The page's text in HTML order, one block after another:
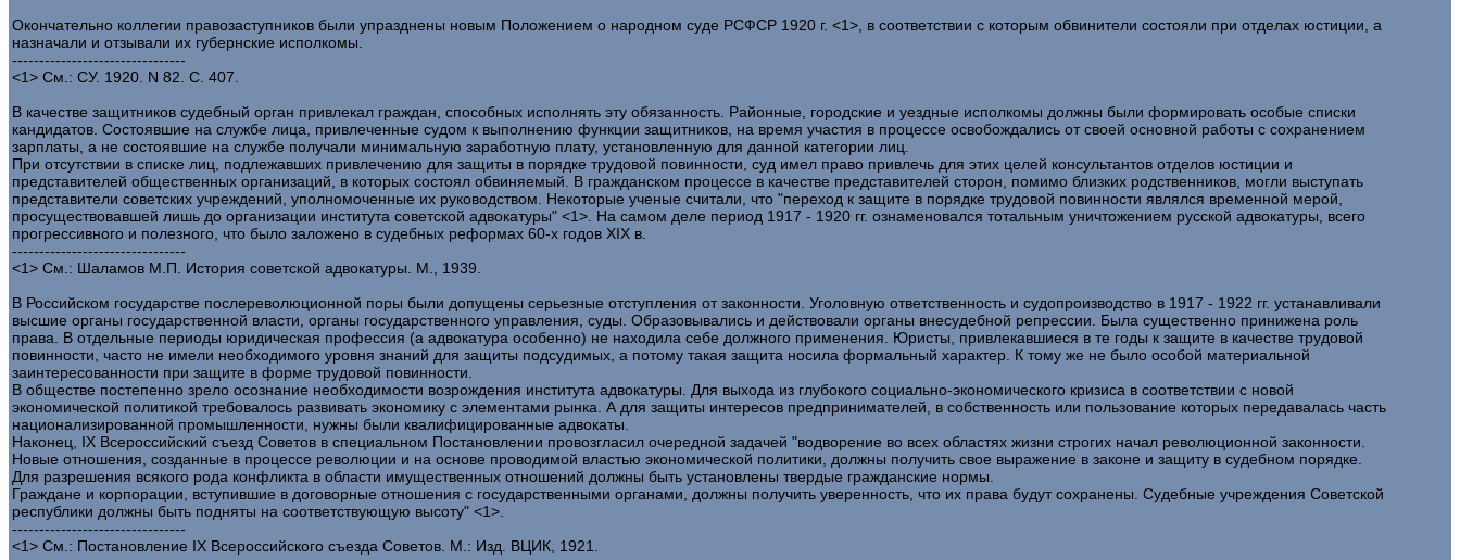
Окончательно коллегии правозаступников были упразднены новым Положением о народном суде РСФСР 1920 г. <1>, в соответствии с которым обвинители состояли при отделах юстиции, а
назначали и отзывали их губернские исполкомы.
--------------------------------
<1> См.: СУ. 1920. N 82. С. 407.
В качестве защитников судебный орган привлекал граждан, способных исполнять эту обязанность. Районные, городские и уездные исполкомы должны были формировать особые списки
кандидатов. Состоявшие на службе лица, привлеченные судом к выполнению функции защитников, на время участия в процессе освобождались от своей основной работы с сохранением
зарплаты, а не состоявшие на службе получали минимальную заработную плату, установленную для данной категории лиц.
При отсутствии в списке лиц, подлежавших привлечению для защиты в порядке трудовой повинности, суд имел право привлечь для этих целей консультантов отделов юстиции и
представителей общественных организаций, в которых состоял обвиняемый. В гражданском процессе в качестве представителей сторон, помимо близких родственников, могли выступать
представители советских учреждений, уполномоченные их руководством. Некоторые ученые считали, что "переход к защите в порядке трудовой повинности являлся временной мерой,
просуществовавшей лишь до организации института советской адвокатуры" <1>. На самом деле период 1917 - 1920 гг. ознаменовался тотальным уничтожением русской адвокатуры, всего
прогрессивного и полезного, что было заложено в судебных реформах 60-х годов XIX в.
--------------------------------
<1> См.: Шаламов М.П. История советской адвокатуры. М., 1939.
В Российском государстве послереволюционной поры были допущены серьезные отступления от законности. Уголовную ответственность и судопроизводство в 1917 - 1922 гг. устанавливали
высшие органы государственной власти, органы государственного управления, суды. Образовывались и действовали органы внесудебной репрессии. Была существенно принижена роль
права. В отдельные периоды юридическая профессия (а адвокатура особенно) не находила себе должного применения. Юристы, привлекавшиеся в те годы к защите в качестве трудовой
повинности, часто не имели необходимого уровня знаний для защиты подсудимых, а потому такая защита носила формальный характер. К тому же не было особой материальной
заинтересованности при защите в форме трудовой повинности.
В обществе постепенно зрело осознание необходимости возрождения института адвокатуры. Для выхода из глубокого социально-экономического кризиса в соответствии с новой
экономической политикой требовалось развивать экономику с элементами рынка. А для защиты интересов предпринимателей, в собственность или пользование которых передавалась часть
национализированной промышленности, нужны были квалифицированные адвокаты.
Наконец, IX Всероссийский съезд Советов в специальном Постановлении провозгласил очередной задачей "водворение во всех областях жизни строгих начал революционной законности.
Новые отношения, созданные в процессе революции и на основе проводимой властью экономической политики, должны получить свое выражение в законе и защиту в судебном порядке.
Для разрешения всякого рода конфликта в области имущественных отношений должны быть установлены твердые гражданские нормы.
Граждане и корпорации, вступившие в договорные отношения с государственными органами, должны получить уверенность, что их права будут сохранены. Судебные учреждения Советской
республики должны быть подняты на соответствующую высоту" <1>.
--------------------------------
<1> См.: Постановление IX Всероссийского съезда Советов. М.: Изд. ВЦИК, 1921.